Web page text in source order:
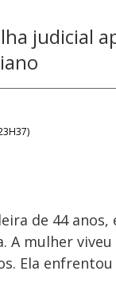
judicial
)
de 44
A mulher
Ela